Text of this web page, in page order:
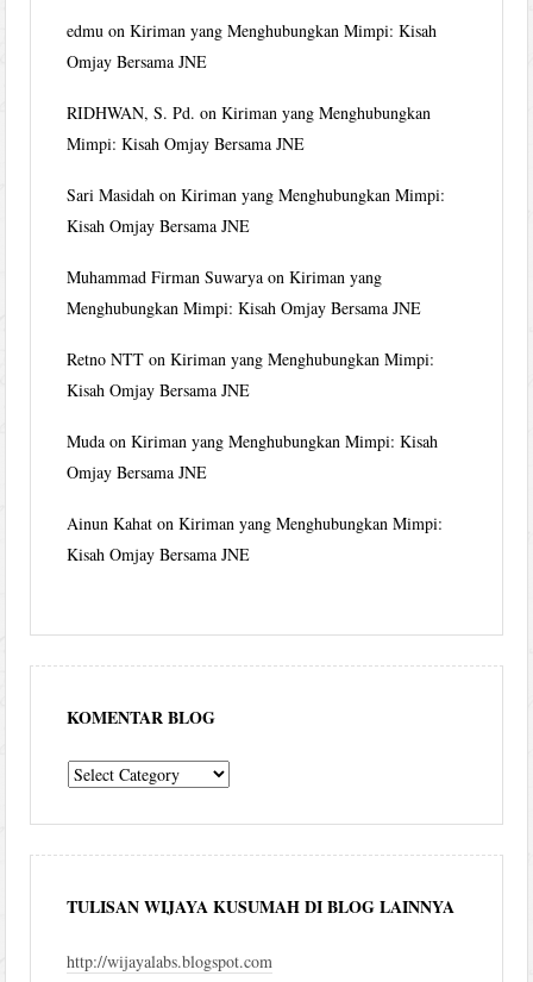
edmu onKiriman yang Menghubungkan Mimpi: Kisah
Omjay Bersama JNE
RIDHWAN, S. Pd. onKiriman yang Menghubungkan
Mimpi: Kisah Omjay Bersama JNE
Sari Masidah onKiriman yang Menghubungkan Mimpi:
Kisah Omjay Bersama JNE
Muhammad Firman Suwarya onKiriman yang
Menghubungkan Mimpi: Kisah Omjay Bersama JNE
Retno NTT onKiriman yang Menghubungkan Mimpi:
Kisah Omjay Bersama JNE
Muda onKiriman yang Menghubungkan Mimpi: Kisah
Omjay Bersama JNE
Ainun Kahat onKiriman yang Menghubungkan Mimpi:
Kisah Omjay Bersama JNE
KOMENTAR BLOG
komentar
TULISAN WIJAYA KUSUMAH DI BLOG LAINNYA
http://wijayalabs.blogspot.com